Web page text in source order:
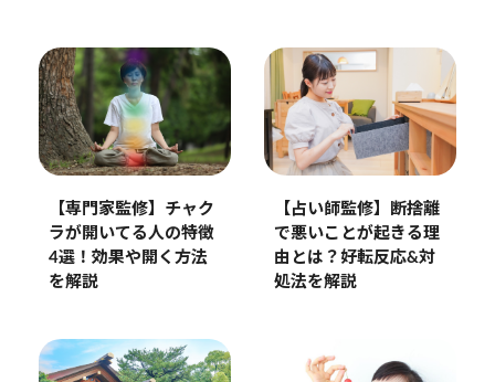
【専門家監修】チャク
ラが開いてる人の特徴
4選！効果や開く方法
を解説
【占い師監修】断捨離
で悪いことが起きる理
由とは？好転反応&対
処法を解説